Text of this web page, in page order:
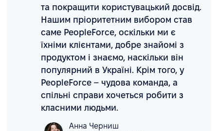
та покращити користувацький досвід.
Нашим пріоритетним вибором став
саме PeopleForce, оскільки ми є
їхніми клієнтами, добре знайомі з
продуктом і знаємо, наскільки він
популярний в Україні. Крім того, у
PeopleForce – чудова команда, а
спільні справи хочеться робити з
класними людьми.
Анна Черниш